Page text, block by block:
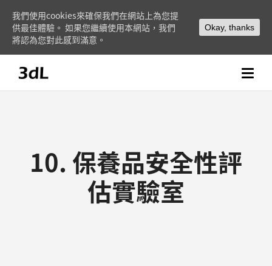
10. 保養品安全性評
估實驗室
我們使用cookies來確保我們在網站上為您提
供最佳體驗。 如果您繼續使用本網站，我們
將認為您對此感到滿意。
Okay, thanks